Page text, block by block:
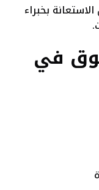
بخبراء
في